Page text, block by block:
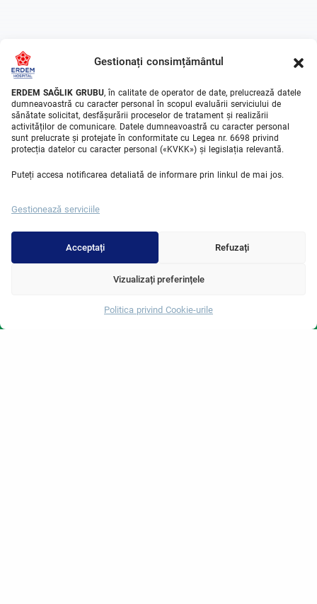
Gestionați consimțământul
ERDEM SAĞLIK GRUBU, în calitate de operator de date, prelucrează datele
dumneavoastră cu caracter personal în scopul evaluării serviciului de
sănătate solicitat, desfășurării proceselor de tratament și realizării
activităților de comunicare. Datele dumneavoastră cu caracter personal
sunt prelucrate și protejate în conformitate cu Legea nr. 6698 privind
protecția datelor cu caracter personal («KVKK») și legislația relevantă.
Puteți accesa notificarea detaliată de informare prin linkul de mai jos.
Gestionează serviciile
Acceptați Refuzați
Vizualizați preferințele
Politica privind Cookie-urile
Chirurgie bariatrica in Turcia
Manșonul gastric în Turcia
Bypass gastric în Turcia
Balon gastric în Turcia
HIFU în Turcia
Medical Units
Chirurgie bariatrica Turcia
Whatsapp